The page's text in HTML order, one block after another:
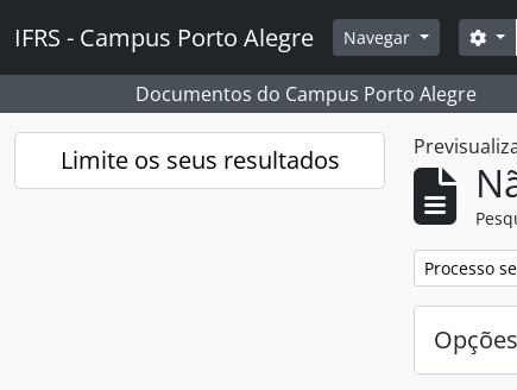
IFRS - Campus Porto Alegre Navegar
Documentos do Campus Porto Alegre
Limite os seus resultados
Remover
Processo